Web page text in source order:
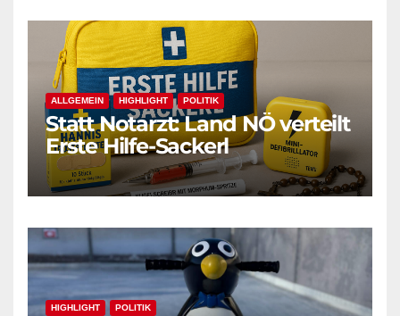
ALLGEMEIN HIGHLIGHT POLITIK
Statt Notarzt: Land NÖ verteilt
Erste Hilfe-Sackerl
HIGHLIGHT POLITIK